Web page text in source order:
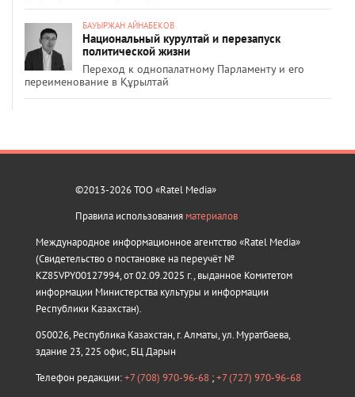
БАУЫРЖАН АЙНАБЕКОВ
Национальный курултай и перезапуск
политической жизни
Переход к однопалатному Парламенту и его
переименование в Құрылтай
©2013-2026 ТОО «Ratel Media»
Правила использования материалов
Международное информационное агентство «Ratel Media»
(Свидетельство о постановке на переучёт №
KZ85VPY00127994, от 02.09.2025 г., выданное Комитетом
информации Министерства культуры и информации
Республики Казахстан).
050026, Республика Казахстан, г. Алматы, ул. Муратбаева,
здание 23, 225 офис, БЦ Дарын
Телефон редакции:+7 (708) 970-96-68 ;+7 (727) 970-96-68